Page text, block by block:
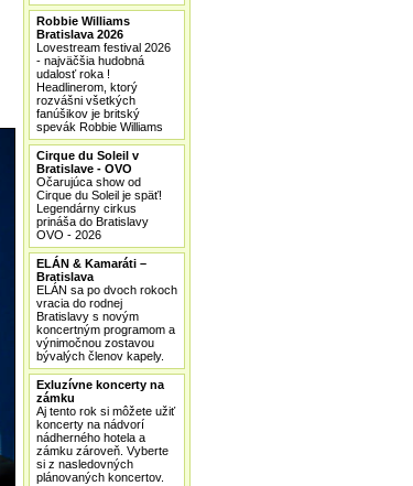
Robbie Williams
Bratislava 2026
Lovestream festival 2026
- najväčšia hudobná
udalosť roka !
Headlinerom, ktorý
rozvášni všetkých
fanúšikov je britský
spevák Robbie Williams
Cirque du Soleil v
Bratislave - OVO
Očarujúca show od
Cirque du Soleil je späť!
Legendárny cirkus
prináša do Bratislavy
OVO - 2026
ELÁN & Kamaráti –
Bratislava
ELÁN sa po dvoch rokoch
vracia do rodnej
Bratislavy s novým
koncertným programom a
výnimočnou zostavou
bývalých členov kapely.
Exluzívne koncerty na
zámku
Aj tento rok si môžete užiť
koncerty na nádvorí
nádherného hotela a
zámku zároveň. Vyberte
si z nasledovných
plánovaných koncertov.